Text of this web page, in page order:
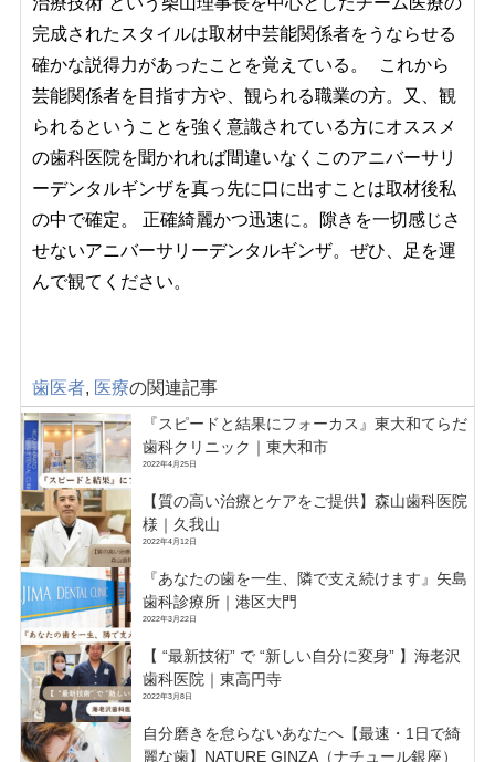
完成されたスタイルは取材中芸能関係者をうならせる
確かな説得力があったことを覚えている。 これから
芸能関係者を目指す方や、観られる職業の方。又、観
られるということを強く意識されている方にオススメ
の歯科医院を聞かれれば間違いなくこのアニバーサリ
ーデンタルギンザを真っ先に口に出すことは取材後私
の中で確定。 正確綺麗かつ迅速に。隙きを一切感じさ
せないアニバーサリーデンタルギンザ。ぜひ、足を運
んで観てください。
歯医者, 医療の関連記事
『スピードと結果にフォーカス』東大和てらだ
歯科クリニック｜東大和市
2022年4月25日
【質の高い治療とケアをご提供】森山歯科医院
様｜久我山
2022年4月12日
『あなたの歯を一生、隣で支え続けます』矢島
歯科診療所｜港区大門
2022年3月22日
【 “最新技術” で “新しい自分に変身” 】海老沢
歯科医院｜東高円寺
2022年3月8日
自分磨きを怠らないあなたへ【最速・1日で綺
麗な歯】NATURE GINZA（ナチュール銀座）